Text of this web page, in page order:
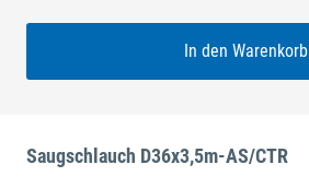
In den Warenkorb
Saugschlauch D36x3,5m-AS/CTR